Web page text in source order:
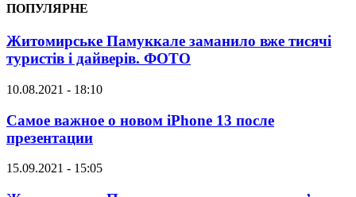
ПОПУЛЯРНЕ
Житомирське Памуккале заманило вже тисячі
туристів і дайверів. ФОТО
10.08.2021 - 18:10
Самое важное о новом iPhone 13 после
презентации
15.09.2021 - 15:05